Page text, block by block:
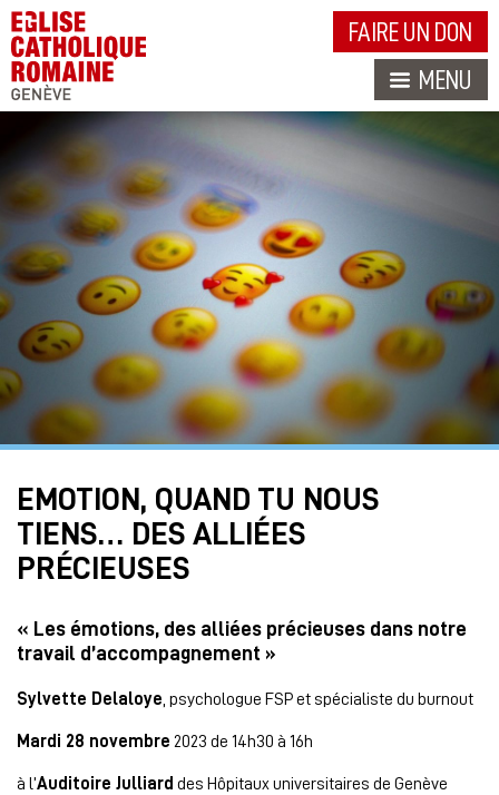
FAIRE UN DON
MENU
EMOTION, QUAND TU NOUS
TIENS… DES ALLIÉES
PRÉCIEUSES
« Les émotions, des alliées précieuses dans notre
travail d’accompagnement »
Sylvette Delaloye , psychologue FSP et spécialiste du burnout
Mardi 28 novembre 2023 de 14h30 à 16h
à l’Auditoire Julliard des Hôpitaux universitaires de Genève